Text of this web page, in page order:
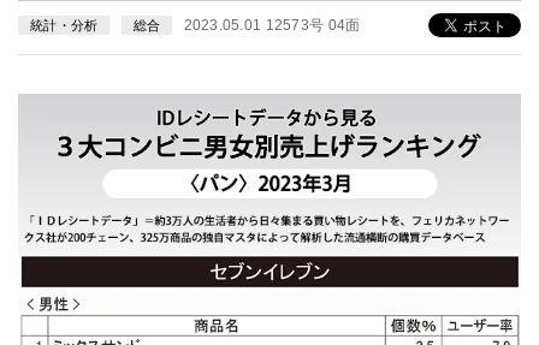
統計・分析 総合 2023.05.01 12573号 04面